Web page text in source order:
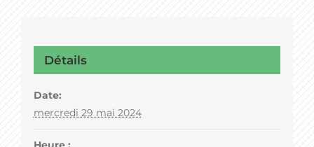
Détails
Date:
mercredi 29 mai 2024